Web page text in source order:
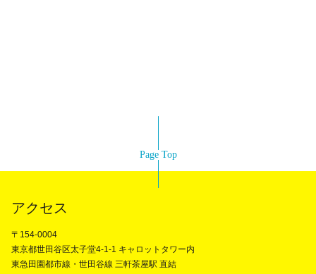
Page Top
アクセス
〒154-0004
東京都世田谷区太子堂4-1-1 キャロットタワー内
東急田園都市線・世田谷線 三軒茶屋駅 直結